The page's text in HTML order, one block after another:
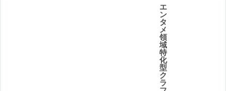
エ
ン
タ
メ
領
域
特
化
型
ク
ラ